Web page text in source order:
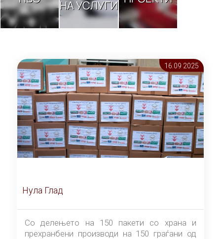
НА УСЛУГИ
16.09 2025
Нула Глад
Со делењето на 150 пакети со храна и
прехранбени производи на 150 граѓани од